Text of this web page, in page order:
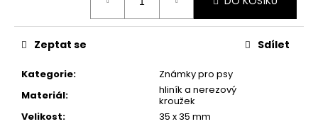
Kategorie:
Známky pro psy
Materiál:
hliník a nerezový
kroužek
Velikost:
35 x 35 mm
Zeptat se Sdílet